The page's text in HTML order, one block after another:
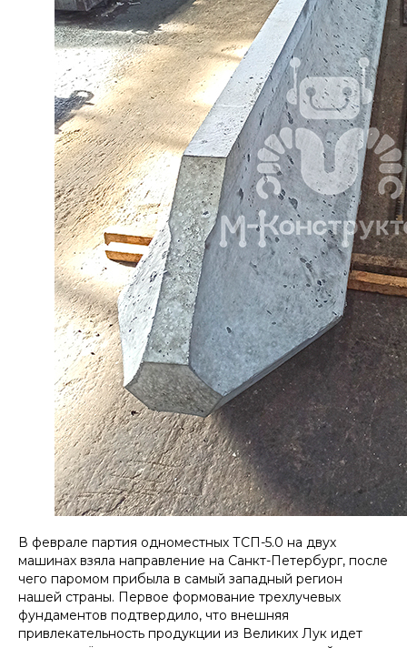
В феврале партия одноместных ТСП-5.0 на двух
машинах взяла направление на Санкт-Петербург, после
чего паромом прибыла в самый западный регион
нашей страны. Первое формование трехлучевых
фундаментов подтвердило, что внешняя
привлекательность продукции из Великих Лук идет